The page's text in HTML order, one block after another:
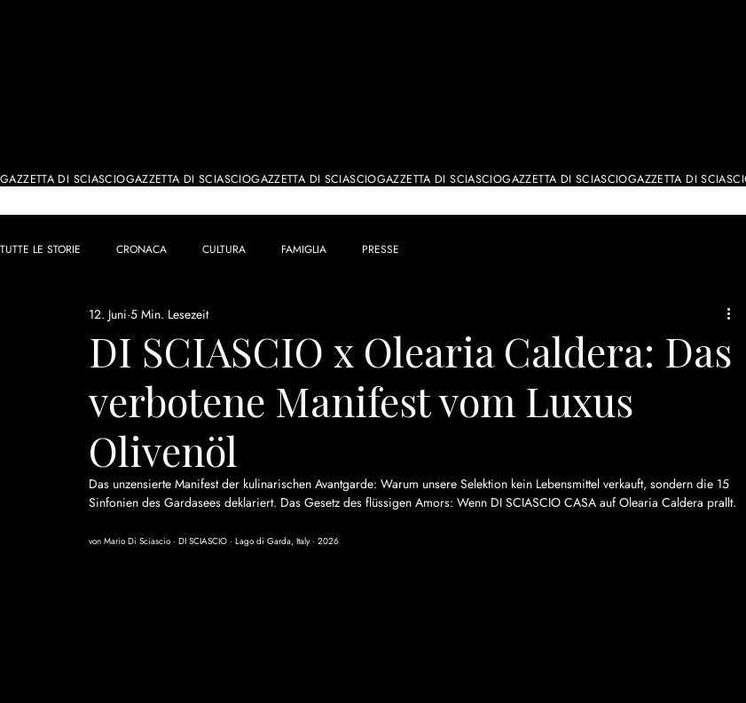
GAZZETTA DI SCIASCIO
TUTTE LE STORIE CRONACA CULTURA FAMIGLIA PRESSE
DI SCIASCIO x Olearia Caldera: Das
verbotene Manifest vom Luxus
Olivenöl
12. Juni 5 Min. Lesezeit
Das unzensierte Manifest der kulinarischen Avantgarde: Warum unsere Selektion kein Lebensmittel verkauft, sondern die 15
Sinfonien des Gardasees deklariert. Das Gesetz des flüssigen Amors: Wenn DI SCIASCIO CASA auf Olearia Caldera prallt.
von Mario Di Sciascio · DI SCIASCIO · Lago di Garda, Italy · 2026